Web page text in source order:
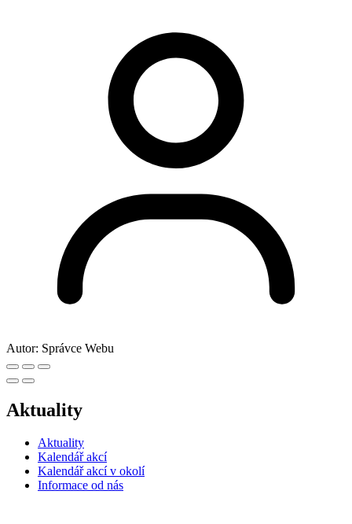
Autor: Správce Webu
Aktuality
Aktuality
Kalendář akcí
Kalendář akcí v okolí
Informace od nás